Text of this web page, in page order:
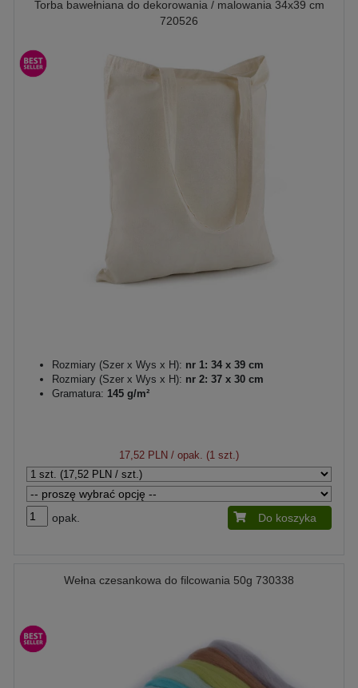
Torba bawełniana do dekorowania / malowania 34x39 cm
720526
Rozmiary (Szer x Wys x H): nr 1: 34 x 39 cm
Rozmiary (Szer x Wys x H): nr 2: 37 x 30 cm
Gramatura: 145 g/m²
17,52 PLN / opak. (1 szt.)
opak. Do koszyka
Wełna czesankowa do filcowania 50g 730338